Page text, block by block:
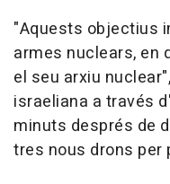
"Aquests objectius
armes nuclears, en
el seu arxiu
israeliana a través
minuts després de
tres nous drons per